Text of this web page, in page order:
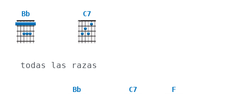
Bb C7
X
todas las razas
Bb C7 F